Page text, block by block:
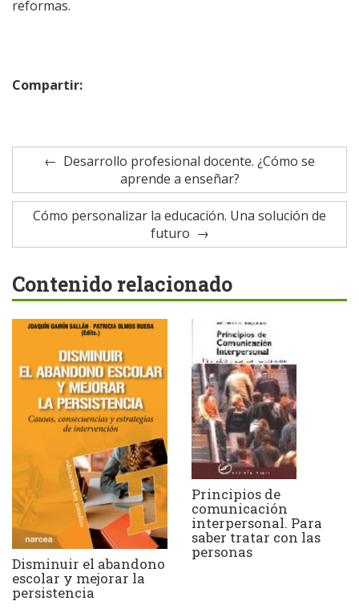
reformas.
Compartir:
Desarrollo profesional docente. ¿Cómo se
aprende a enseñar?
Cómo personalizar la educación. Una solución de
futuro
Contenido relacionado
Disminuir el abandono
escolar y mejorar la
persistencia
Principios de
comunicación
interpersonal. Para
saber tratar con las
personas